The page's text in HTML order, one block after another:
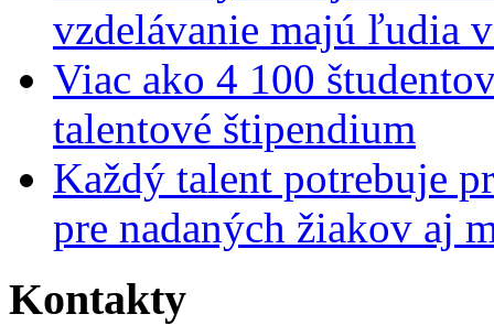
vzdelávanie majú ľudia
Viac ako 4 100
talentové štipendium
Každý talent potrebuje
pre nadaných žiakov aj
Kontakty